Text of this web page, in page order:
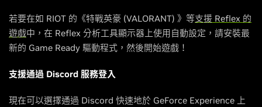
若要在如 RIOT 的《特戰英豪 (VALORANT) 》等支援 Reflex 的
遊戲中，在 Reflex 分析工具顯示器上使用自動設定，請安裝最
新的 Game Ready 驅動程式，然後開始遊戲！
支援通過 Discord 服務登入
現在可以選擇通過 Discord 快速地於 GeForce Experience 上